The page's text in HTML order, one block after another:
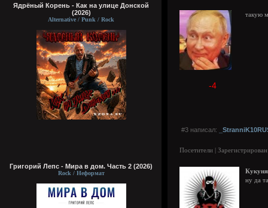
Ядрёный Корень - Как на улице Донской
(2026)
Alternative / Punk / Rock
Григорий Лепс - Мира в дом. Часть 2 (2026)
Rock / Неформат
такую
-4
#3 написал:
Посетители |
Кукуня
ну да